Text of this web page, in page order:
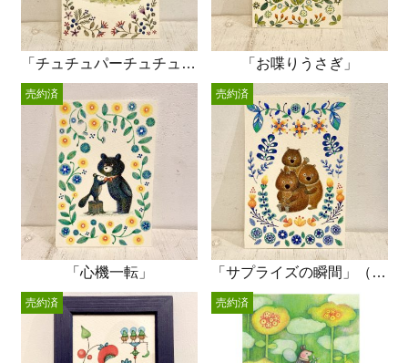
「チュチュパーチュチュパーシジュウカラ」 「お喋りうさぎ」
「心機一転」
売約済
「サプライズの瞬間」（ウォンバット）
売約済
売約済 売約済